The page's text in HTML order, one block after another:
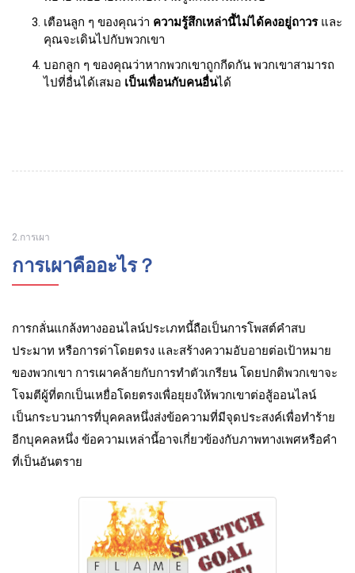
เตือนลูก ๆ ของคุณว่า ความรู้สึกเหล่านี้ไม่ได้คงอยู่ถาวรและ
คุณจะเดินไปกับพวกเขา
บอกลูก ๆ ของคุณว่าหากพวกเขาถูกกีดกัน พวกเขาสามารถ
ไปที่อื่นได้เสมอ เป็นเพื่อนกับคนอื่นได้
2.การเผา
การเผาคืออะไร？
การกลั่นแกล้งทางออนไลน์ประเภทนี้ถือเป็นการโพสต์คําสบ
ประมาท หรือการด่าโดยตรง และสร้างความอับอายต่อเป้าหมาย
ของพวกเขา การเผาคล้ายกับการทำตัวเกรียน โดยปกติพวกเขาจะ
โจมตีผู้ที่ตกเป็นเหยื่อโดยตรงเพื่อยุยงให้พวกเขาต่อสู้ออนไลน์
เป็นกระบวนการที่บุคคลหนึ่งส่งข้อความที่มีจุดประสงค์เพื่อทําร้าย
อีกบุคคลหนึ่ง ข้อความเหล่านี้อาจเกี่ยวข้องกับภาพทางเพศหรือคํา
ที่เป็นอันตราย